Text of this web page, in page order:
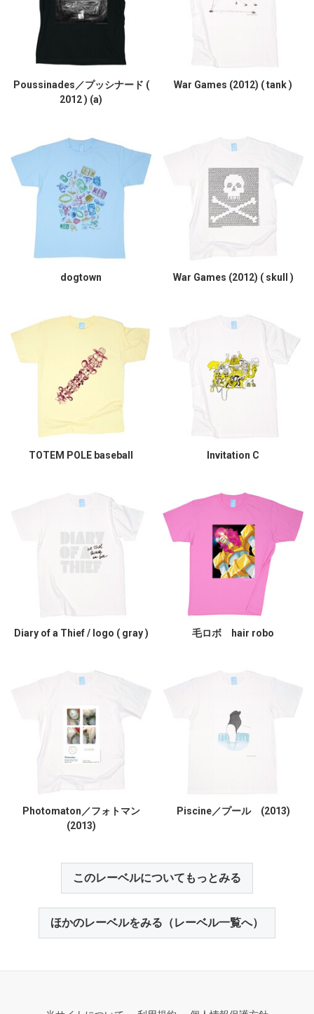
Poussinades／プッシナード (
2012 ) (a)
War Games (2012) ( tank )
dogtown War Games (2012) ( skull )
TOTEM POLE baseball Invitation C
Diary of a Thief / logo ( gray ) 毛ロボ hair robo
Photomaton／フォトマン
(2013)
Piscine／プール (2013)
このレーベルについてもっとみる
ほかのレーベルをみる（レーベル一覧へ）